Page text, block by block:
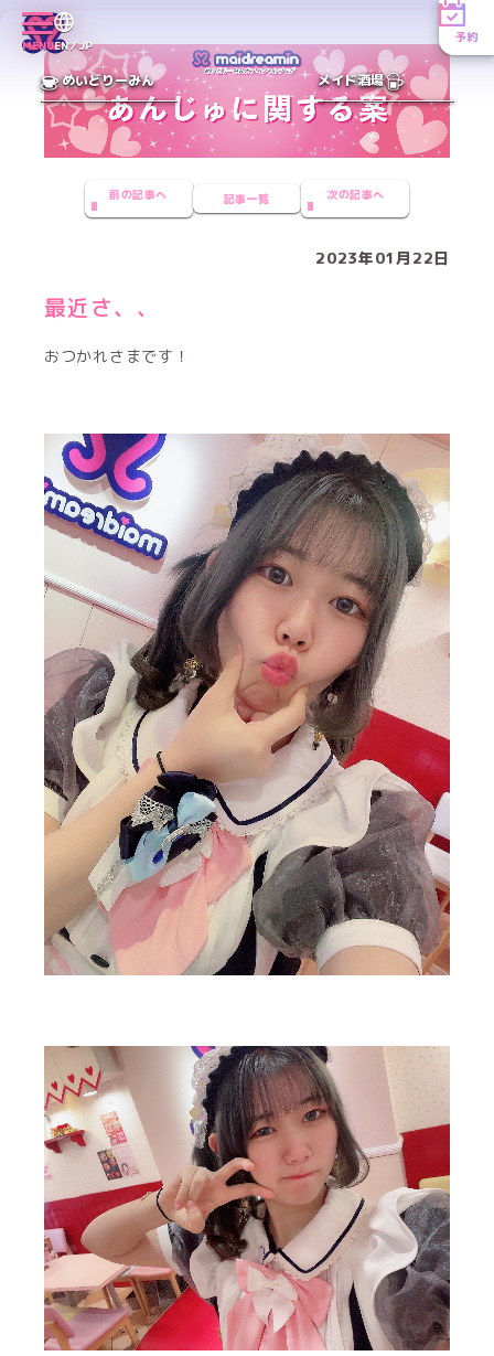
MENUEN／JP
予約
めいどりーみん メイド酒場
前の記事へ 記事一覧 次の記事へ
2023年01月22日
最近さ、、
おつかれさまです！